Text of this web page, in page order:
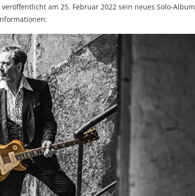
am 25. Februar 2022 sein neues Solo-Album